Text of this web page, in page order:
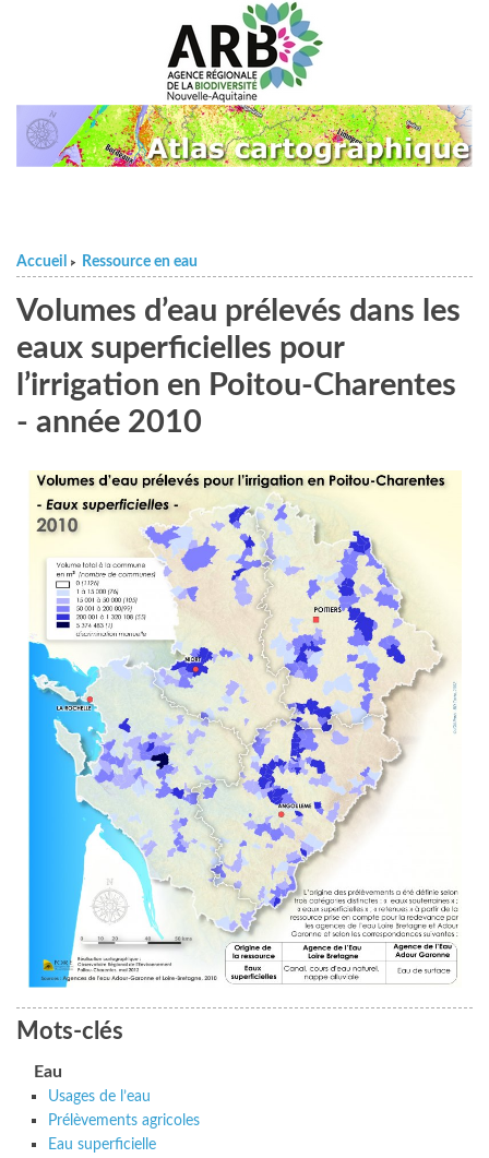
Accueil > Ressource en eau
Volumes d’eau prélevés dans les
eaux superficielles pour
l’irrigation en Poitou-Charentes
- année 2010
Mots-clés
Eau
Usages de l’eau
Prélèvements agricoles
Eau superficielle